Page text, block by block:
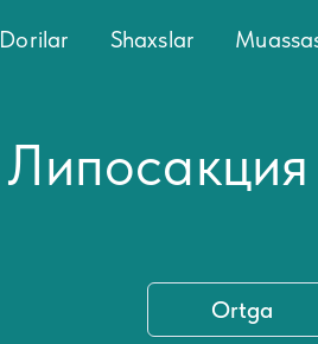
Dorilar Shaxslar
Ortga